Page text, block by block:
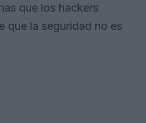
que los hackers
que la seguridad no es